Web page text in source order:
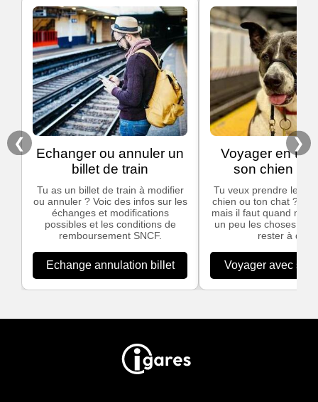
❮
Echanger ou annuler un
billet de train
Tu as un billet de train à modifier
ou annuler ? Voic des infos sur les
échanges et modifications
possibles et les conditions de
remboursement SNCF.
Echange annulation billet
Voyager en
son chien ou
Tu veux prendre le
chien ou ton chat ?
mais il faut quand
un peu les choses
rester à quai.
Voyager avec son
❯